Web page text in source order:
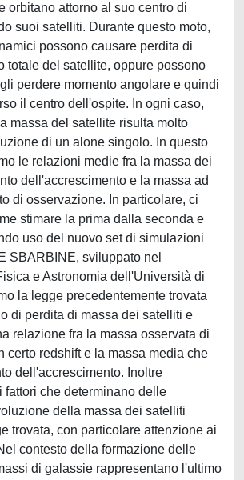
orbitano attorno al suo centro di
suoi satelliti. Durante questo moto,
possono causare perdita di
totale del satellite, oppure possono
perdere momento angolare e quindi
il centro dell'ospite. In ogni caso,
massa del satellite risulta molto
di un alone singolo. In questo
le relazioni medie fra la massa dei
dell'accrescimento e la massa ad
di osservazione. In particolare, ci
stimare la prima dalla seconda e
uso del nuovo set di simulazioni
SBARBINE, sviluppato nel
e Astronomia dell'Università di
la legge precedentemente trovata
di perdita di massa dei satelliti e
relazione fra la massa osservata di
certo redshift e la massa media che
dell'accrescimento. Inoltre
fattori che determinano delle
della massa dei satelliti
trovata, con particolare attenzione ai
contesto della formazione delle
di galassie rappresentano l'ultimo